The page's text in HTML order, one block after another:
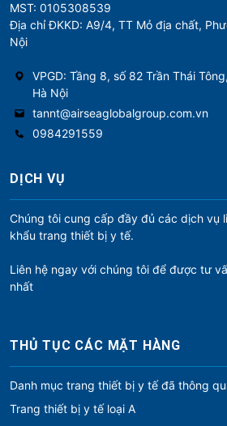
MST: 0105308539
Địa chỉ ĐKKD: A9/4, TT Mỏ địa chất,
Nội
VPGD: Tầng 8, số 82 Trần Thái
Hà Nội
tannt@airseaglobalgroup.com.vn
0984291559
DỊCH VỤ
Chúng tôi cung cấp đầy đủ các dịch vụ
khẩu trang thiết bị y tế.
Liên hệ ngay với chúng tôi để được tư
nhất
THỦ TỤC CÁC MẶT HÀNG
Danh mục trang thiết bị y tế đã thông
Trang thiết bị y tế loại A